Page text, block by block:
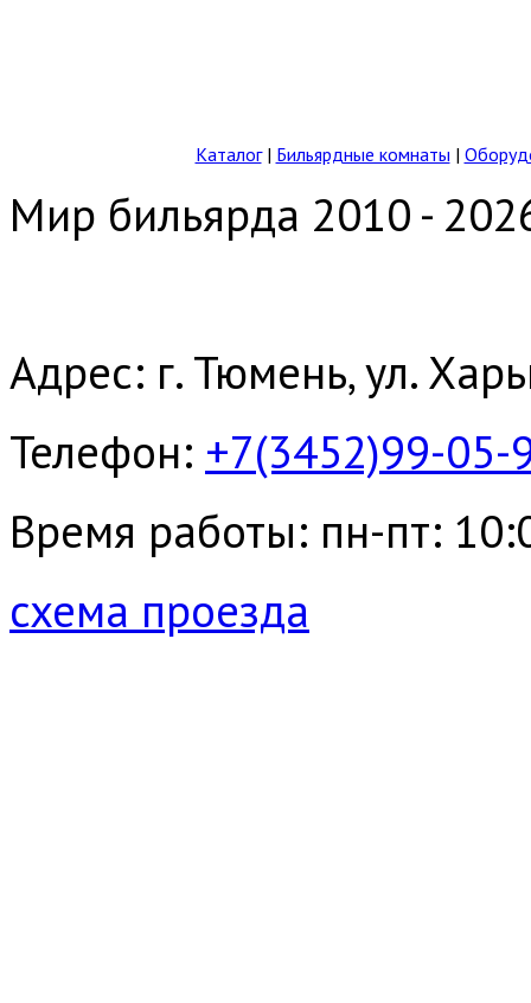
Каталог| Бильярдные комнаты |
Мир бильярда 2010 -
Адрес: г. Тюмень, ул.
Телефон: +7(3452)99-05-
Время работы: пн-пт:
схема проезда